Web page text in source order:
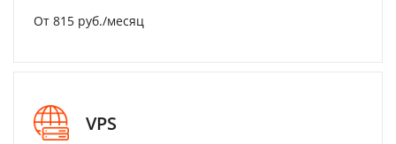
От 815 руб./месяц
VPS